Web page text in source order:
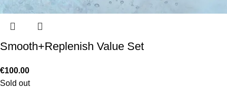
Smooth+Replenish Value Set
€100.00
Sold out